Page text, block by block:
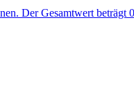
Der Gesamtwert beträgt